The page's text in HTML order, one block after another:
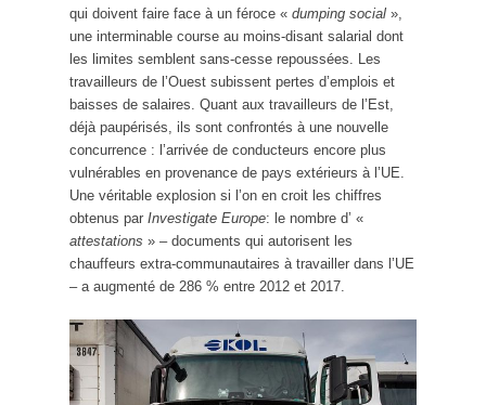
qui doivent faire face à un féroce « dumping social »,
une interminable course au moins-disant salarial dont
les limites semblent sans-cesse repoussées. Les
travailleurs de l’Ouest subissent pertes d’emplois et
baisses de salaires. Quant aux travailleurs de l’Est,
déjà paupérisés, ils sont confrontés à une nouvelle
concurrence : l’arrivée de conducteurs encore plus
vulnérables en provenance de pays extérieurs à l’UE.
Une véritable explosion si l’on en croit les chiffres
obtenus par Investigate Europe: le nombre d’ «
attestations » – documents qui autorisent les
chauffeurs extra-communautaires à travailler dans l’UE
– a augmenté de 286 % entre 2012 et 2017.